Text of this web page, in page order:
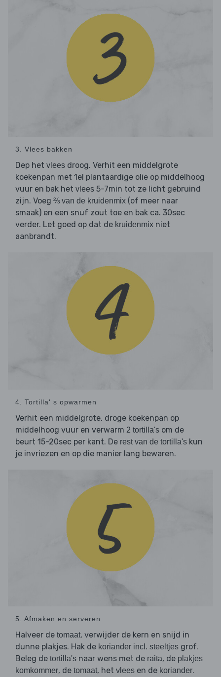
3. Vlees bakken
Dep het vlees droog. Verhit een middelgrote
koekenpan met 1el plantaardige olie op middelhoog
vuur en bak het vlees 5-7min tot ze licht gebruind
zijn. Voeg ⅔ van de kruidenmix (of meer naar
smaak) en een snuf zout toe en bak ca. 30sec
verder. Let goed op dat de kruidenmix niet
aanbrandt.
4. Tortilla' s opwarmen
Verhit een middelgrote, droge koekenpan op
middelhoog vuur en verwarm 2 tortilla's om de
beurt 15-20sec per kant. De rest van de tortilla's kun
je invriezen en op die manier lang bewaren.
5. Afmaken en serveren
Halveer de tomaat, verwijder de kern en snijd in
dunne plakjes. Hak de koriander incl. steeltjes grof.
Beleg de tortilla's naar wens met de raita, de plakjes
komkommer, de tomaat, het vlees en de koriander.